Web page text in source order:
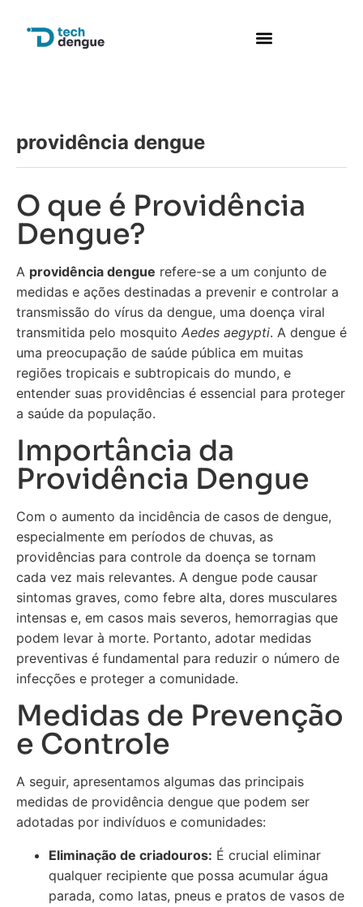
providência dengue
O que é Providência
Dengue?
A providência dengue refere-se a um conjunto de
medidas e ações destinadas a prevenir e controlar a
transmissão do vírus da dengue, uma doença viral
transmitida pelo mosquito Aedes aegypti. A dengue é
uma preocupação de saúde pública em muitas
regiões tropicais e subtropicais do mundo, e
entender suas providências é essencial para proteger
a saúde da população.
Importância da
Providência Dengue
Com o aumento da incidência de casos de dengue,
especialmente em períodos de chuvas, as
providências para controle da doença se tornam
cada vez mais relevantes. A dengue pode causar
sintomas graves, como febre alta, dores musculares
intensas e, em casos mais severos, hemorragias que
podem levar à morte. Portanto, adotar medidas
preventivas é fundamental para reduzir o número de
infecções e proteger a comunidade.
Medidas de Prevenção
e Controle
A seguir, apresentamos algumas das principais
medidas de providência dengue que podem ser
adotadas por indivíduos e comunidades:
Eliminação de criadouros: É crucial eliminar
qualquer recipiente que possa acumular água
parada, como latas, pneus e pratos de vasos de